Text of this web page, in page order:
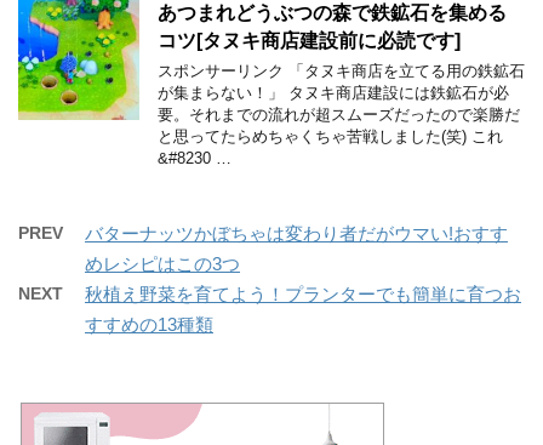
あつまれどうぶつの森で鉄鉱石を集める
コツ[タヌキ商店建設前に必読です]
スポンサーリンク 「タヌキ商店を立てる用の鉄鉱石
が集まらない！」 タヌキ商店建設には鉄鉱石が必
要。それまでの流れが超スムーズだったので楽勝だ
と思ってたらめちゃくちゃ苦戦しました(笑) これ
&#8230 …
PREV
バターナッツかぼちゃは変わり者だがウマい!おすす
めレシピはこの3つ
NEXT
秋植え野菜を育てよう！プランターでも簡単に育つお
すすめの13種類